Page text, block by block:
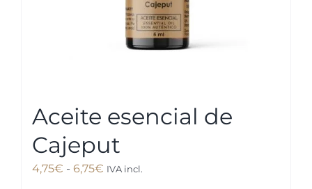
Aceite esencial de
Cajeput
4,75€ - 6,75€Rango
IVA incl.